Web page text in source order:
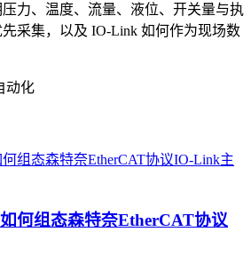
力、温度、流量、液位、开关量与执
采集，以及 IO-Link 如何作为现场数
动化
何组态森特奈EtherCAT协议